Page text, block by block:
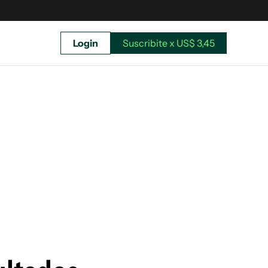
Login Suscribite x US$ 3,45